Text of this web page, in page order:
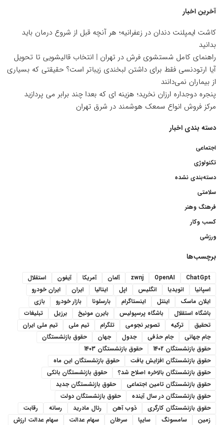
آخرین اخبار
کاشت ایمپلنت دندان در زعفرانیه؛ هر آنچه قبل از شروع درمان باید
بدانید
راهنمای کامل شستشوی فرش در تهران | انتخاب قالیشویی تا تحویل
آیا ارتودنسی فقط برای داشتن لبخندی زیباتر است؟ حقیقتی که بسیاری
از بیماران نمی‌دانند
پنجره دوجداره ارزان نخرید؛ هزینه ای که بعدا چند برابر می پردازید
مرکز فروش انواع سمعک هوشمند در شرق تهران
دسته بندی اخبار
اجتماعی
تکنولوژی
دسته‌بندی نشده
سلامتی
فرهنگ وهنر
کسب وکار
ورزشی
برچسب‌ها
ChatGpt
OpenAI
zwnj آلمان آمریکا آیفون
استقلال
اسپانیا
انویدیا انگلیس اپل ایتالیا ایران
ایران خودرو
ایلان ماسک
اینتل اینستاگرام بارسلونا بازار خودرو
بازی
باشگاه استقلال
باشگاه پرسپولیس بایرن مونیخ برزیل
تبلیغات
تحقیق
ترکیه تصویر نجومی تلگرام تیم ملی
تیم ملی ایران
جام جهانی
جام حذفی جدول جهان
حقوق بازنشستگان
حقوق بازنشستگان 1402
حقوق بازنشستگان 1403
حقوق بازنشستگان افزایش یافت
حقوق بازنشستگان این ماه
حقوق بازنشستگان بالاخره اصلاح شد؟
حقوق بازنشستگان بانکی
حقوق بازنشستگان تامین اجتماعی
حقوق بازنشستگان جدید
حقوق بازنشستگان در سال آینده
حقوق بازنشستگان دولت
حقوق بازنشستگان کارگری
ذوب آهن رئال مادرید رسانه
رقابت
زمین
سامسونگ سایپا سرطان سهام عدالت
سهام عدالت ارزش